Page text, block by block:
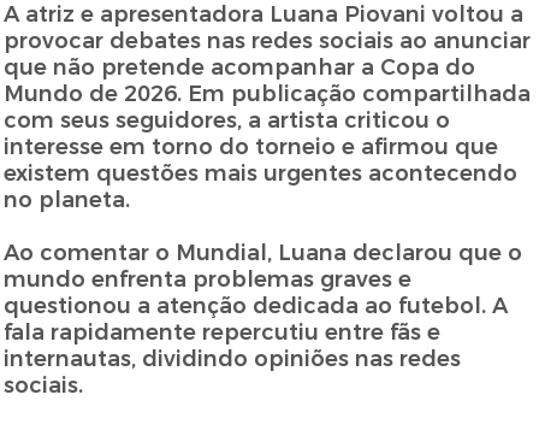
A atriz e apresentadora Luana Piovani voltou a
provocar debates nas redes sociais ao anunciar
que não pretende acompanhar a Copa do
Mundo de 2026. Em publicação compartilhada
com seus seguidores, a artista criticou o
interesse em torno do torneio e afirmou que
existem questões mais urgentes acontecendo
no planeta.
Ao comentar o Mundial, Luana declarou que o
mundo enfrenta problemas graves e
questionou a atenção dedicada ao futebol. A
fala rapidamente repercutiu entre fãs e
internautas, dividindo opiniões nas redes
sociais.